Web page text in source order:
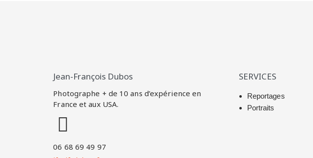
Jean-François Dubos
Photographe + de 10 ans d’expérience en
France et aux USA.
06 68 69 49 97
SERVICES
Reportages
Portraits